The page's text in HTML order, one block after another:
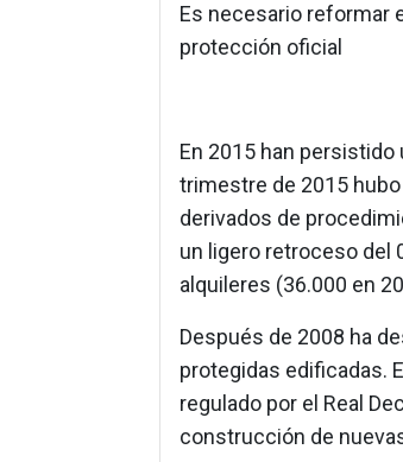
Es necesario reformar
protección oficial
En 2015 han
trimestre de 2015
derivados de
un ligero retroceso del
alquileres (36.000 en
Después de 2008 ha
protegidas edificadas.
regulado por el Real
construcción de